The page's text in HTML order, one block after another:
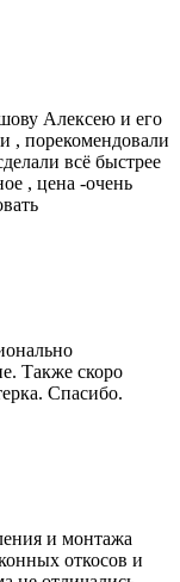
Алексею и его
, порекомендовали
всё быстрее
, цена -очень
Также скоро
Спасибо.
и монтажа
откосов и